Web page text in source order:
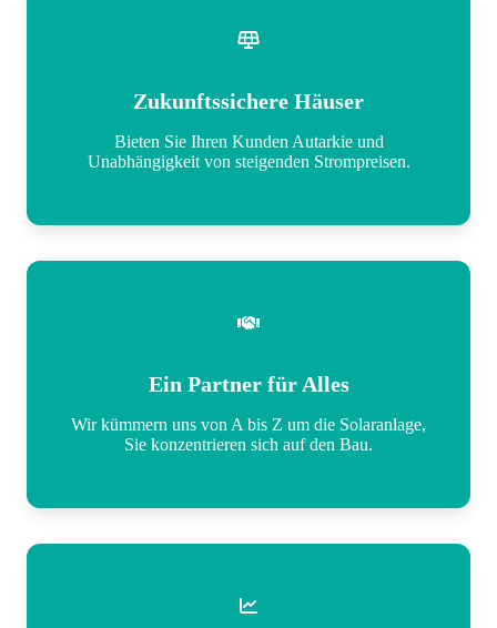
Zukunftssichere Häuser
Bieten Sie Ihren Kunden Autarkie und
Unabhängigkeit von steigenden Strompreisen.
Ein Partner für Alles
Wir kümmern uns von A bis Z um die Solaranlage,
Sie konzentrieren sich auf den Bau.